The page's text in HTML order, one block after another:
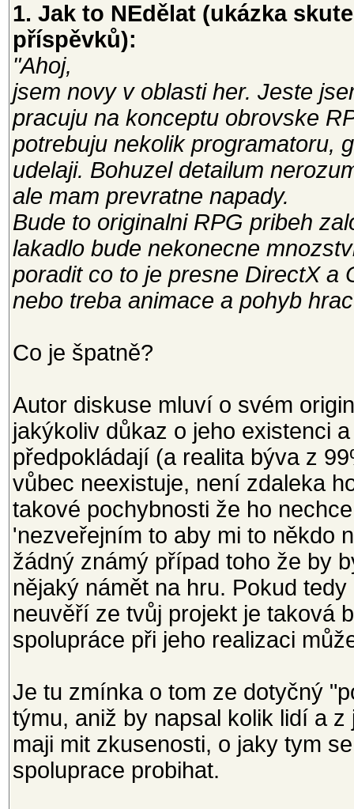
1. Jak to NEdělat (ukázka
příspěvků):
"Ahoj,
jsem novy v oblasti her. Jeste
pracuju na konceptu obrovske
potrebuju nekolik programatoru,
udelaji. Bohuzel detailum
ale mam prevratne napady.
Bude to originalni RPG pribeh
lakadlo bude nekonecne
poradit co to je presne DirectX a
nebo treba animace a pohyb
Co je špatně?
Autor diskuse mluví o svém
jakýkoliv důkaz o jeho existenci
předpokládají (a realita býva z
vůbec neexistuje, není zdaleka
takové pochybnosti že ho
'nezveřejním to aby mi to někdo
žádný známý případ toho že by
nějaký námět na hru. Pokud
neuvěří ze tvůj projekt je taková
spolupráce při jeho realizaci
Je tu zmínka o tom ze dotyčný
týmu, aniž by napsal kolik lidí a
maji mit zkusenosti, o jaky tym
spoluprace probihat.